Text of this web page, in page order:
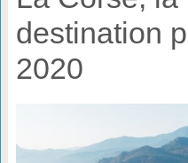
destination
2020